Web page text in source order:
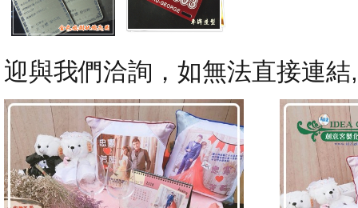
迎與我們洽詢，如無法直接連